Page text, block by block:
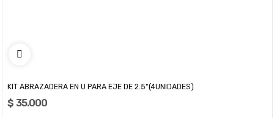
KIT ABRAZADERA EN U PARA EJE DE 2.5"(4UNIDADES)
$ 35.000